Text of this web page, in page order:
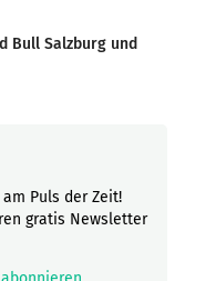
Bull Salzburg und
Puls der Zeit!
gratis Newsletter